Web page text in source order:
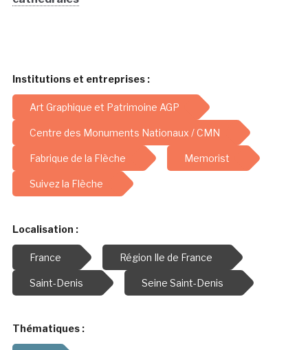
Institutions et entreprises :
Art Graphique et Patrimoine AGP
Centre des Monuments Nationaux / CMN
Fabrique de la Flèche Memorist
Suivez la Flèche
Localisation :
France Région Ile de France
Saint-Denis Seine Saint-Denis
Thématiques :